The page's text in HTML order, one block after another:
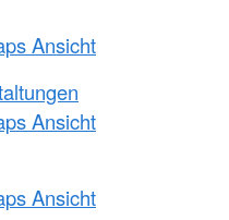
Ansicht
Ansicht
Ansicht